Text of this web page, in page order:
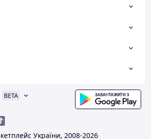
BETA
України, 2008-2026